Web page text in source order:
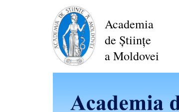
Academia
de Științe
a Moldovei